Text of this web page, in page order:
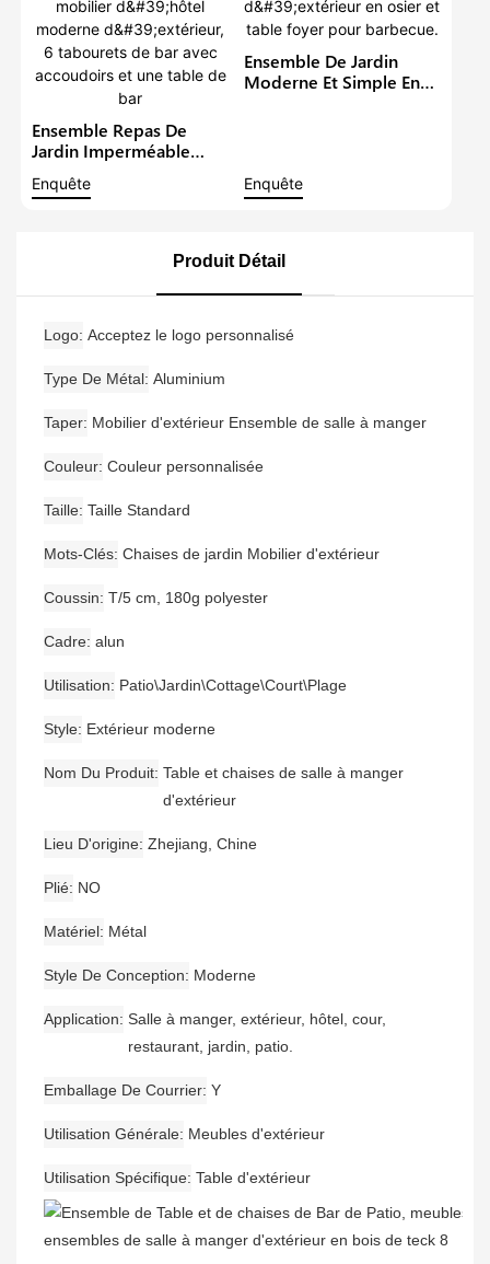
Ensemble Repas De
Jardin Imperméable
Fauteuil, Mobilier
De Bar Avec Accoudoirs
Et Une Table De Bar
Enquête
Ensemble De Jardin
Moderne Et Simple En
Enquête
Produit Détail
Logo Acceptez le logo personnalisé
Type De Métal Aluminium
Taper Mobilier d'extérieur Ensemble de salle à manger
Couleur Couleur personnalisée
Taille Taille Standard
Mots-Clés Chaises de jardin Mobilier d'extérieur
Coussin T/5 cm, 180g polyester
Cadre alun
Utilisation Patio\Jardin\Cottage\Court\Plage
Style Extérieur moderne
Nom Du Produit Table et chaises de salle à manger
d'extérieur
Lieu D'origine Zhejiang, Chine
Plié NO
Matériel Métal
Style De Conception Moderne
Application Salle à manger, extérieur, hôtel, cour,
restaurant, jardin, patio.
Emballage De Courrier Y
Utilisation Générale Meubles d'extérieur
Utilisation Spécifique Table d'extérieur